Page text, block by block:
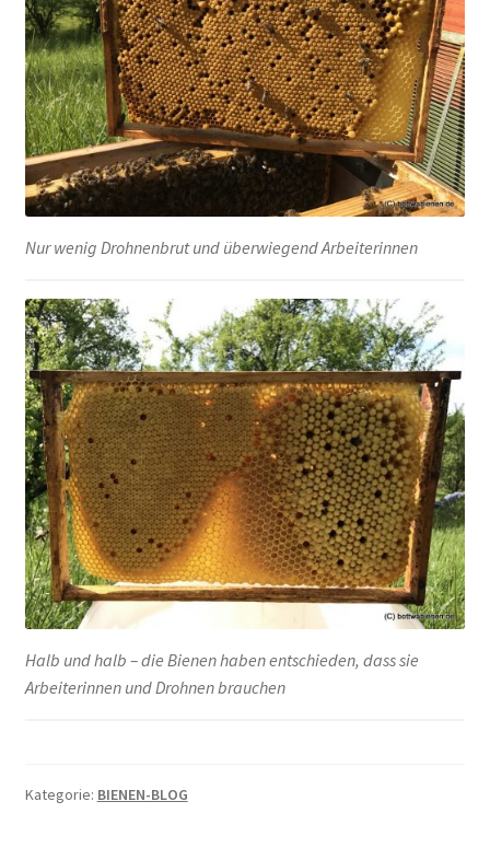
Nur wenig Drohnenbrut und überwiegend Arbeiterinnen
Halb und halb – die Bienen haben entschieden, dass sie
Arbeiterinnen und Drohnen brauchen
Kategorie: BIENEN-BLOG